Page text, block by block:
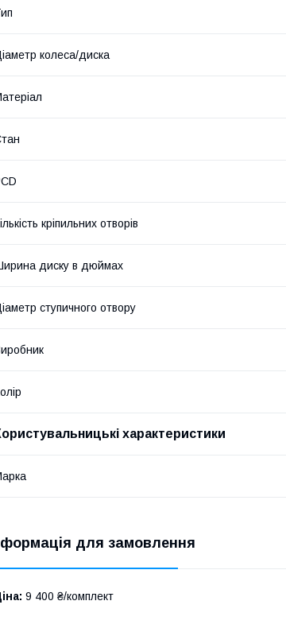
колеса/диска
кріпильних отворів
диску в дюймах
ступичного отвору
характеристики
для замовлення
9 400 ₴/комплект